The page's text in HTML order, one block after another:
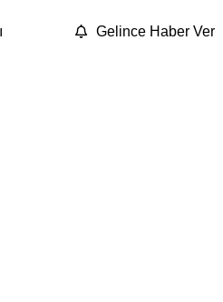
Gelince Haber Ver